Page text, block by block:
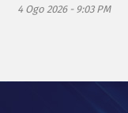
4 Ogo 2026 - 9:03 PM